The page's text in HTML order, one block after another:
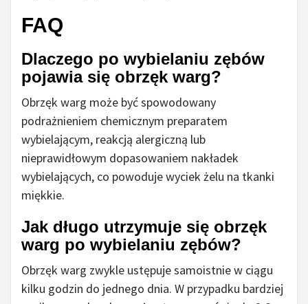
FAQ
Dlaczego po wybielaniu zębów
pojawia się obrzęk warg?
Obrzęk warg może być spowodowany
podrażnieniem chemicznym preparatem
wybielającym, reakcją alergiczną lub
nieprawidłowym dopasowaniem nakładek
wybielających, co powoduje wyciek żelu na tkanki
miękkie.
Jak długo utrzymuje się obrzęk
warg po wybielaniu zębów?
Obrzęk warg zwykle ustępuje samoistnie w ciągu
kilku godzin do jednego dnia. W przypadku bardziej